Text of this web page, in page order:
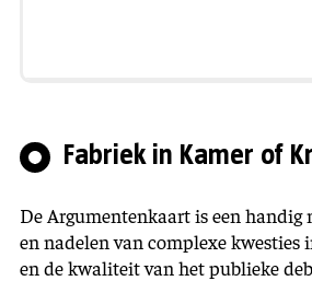
Fabriek in Kamer of
De Argumentenkaart is een handig
en nadelen van complexe kwesties
en de kwaliteit van het publieke